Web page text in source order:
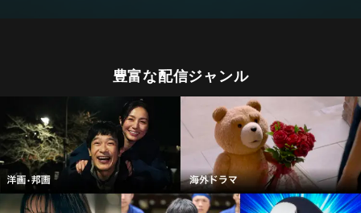
豊富な配信ジャンル